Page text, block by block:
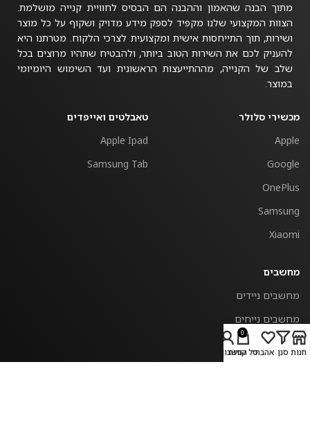
מתוך הבנה שהאמון וההבנה הם הבסיס לחוויית קנייה מושלמת.
הצוות המקצועי שלנו מקפיד לספק מידע מדויק ושקוף על כל מוצר
ושירות, תוך התייחסות אישית ומקצועית לצרכי הלקוח. מטרתנו היא
להעניק לכם את השירות הטוב ביותר, ולהבטיח שתהיו מרוצים בכל
שלב של הקנייה, מההתייעצות הראשונית ועד השימוש היומיומי
במוצר.
מכשירי סלולר
Apple
Google
OnePlus
Samsung
Xiaomi
מחשבים
מחשבים ניידים
מחשבים נייחים
טאבלטים ואייפדים
Apple Ipad
Samsung Tab
חנות סנן אהבתי
0
סל קניות
החשבון שלי